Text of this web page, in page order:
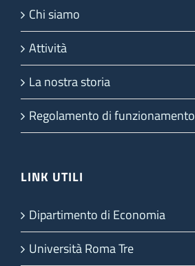
Chi siamo
Attività
La nostra storia
Regolamento di funzionamento
LINK UTILI
Dipartimento di Economia
Università Roma Tre